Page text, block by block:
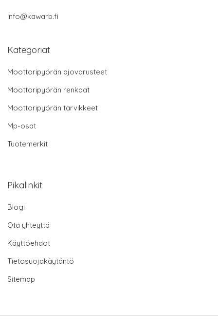
info@kawarb.fi
Kategoriat
Moottoripyörän ajovarusteet
Moottoripyörän renkaat
Moottoripyörän tarvikkeet
Mp-osat
Tuotemerkit
Pikalinkit
Blogi
Ota yhteyttä
Käyttöehdot
Tietosuojakäytäntö
Sitemap